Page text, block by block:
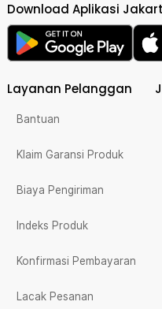
Download Aplikasi
Layanan Pelanggan
Bantuan
Klaim Garansi Produk
Biaya Pengiriman
Indeks Produk
Konfirmasi Pembayaran
Lacak Pesanan